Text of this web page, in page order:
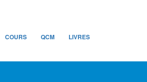
COURS QCM LIVRES